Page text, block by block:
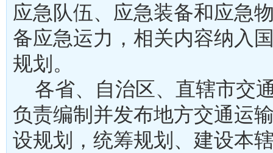
应急队伍、应急装备和应急
备应急运力，相关内容纳入
规划。
各省、自治区、直辖市交
负责编制并发布地方交通运
设规划，统筹规划、建设本